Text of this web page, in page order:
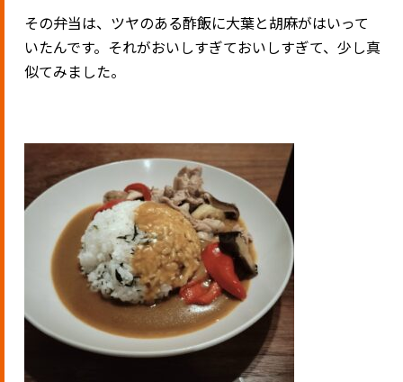
その弁当は、ツヤのある酢飯に大葉と胡麻がはいって
いたんです。それがおいしすぎておいしすぎて、少し真
似てみました。